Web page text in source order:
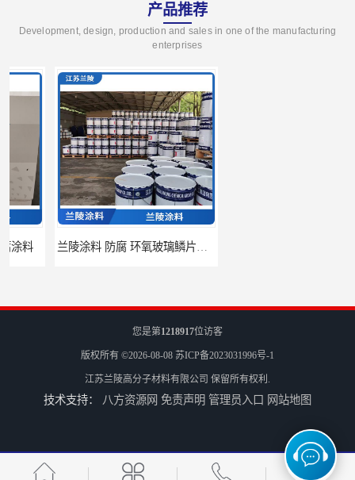
产品推荐
Development, design, production and sales in one of the manufacturing
enterprises
兰陵涂料 防腐 环氧玻璃鳞片涂料 江苏兰陵 防腐 环氧防火涂料
兰陵 防腐 水性环氧涂料
您是第1218917位访客
版权所有 ©2026-08-08 苏ICP备2023031996号-1
江苏兰陵高分子材料有限公司 保留所有权利.
技术支持： 八方资源网 免责声明 管理员入口 网站地图